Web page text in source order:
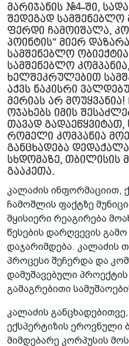
მარიჯანის #4-ში,
შედეგად სამშენებლო
ფერდი ჩამოიშალა,
პოინტის“ მიერ
სამშენებლო
სამშენებლო
ხელშეკრულებით
აქვს ნაკისრი
მერიას არ
ოჯახებს იმის
თავად
რომელი კომპანია
განცხადება
სხდომაზე, თბილისის
გააკეთა.
კალაძის ინფორმაციით,
ჩამოშლის ფაქტზე
მყისიერი რეაგირება
წესების დარღვევის
დაჯარიმდება. კალაძის
პროცესი შეჩერდა და
დამუშავებული
გამაგრებითი
კალაძის
ექსპერტიზის ეროვნული
მიმდებარე კორპუსის